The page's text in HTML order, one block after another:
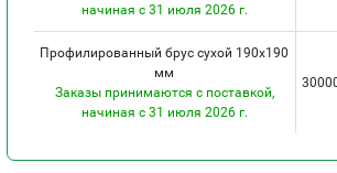
начиная с 31 июля 2026 г.
Профилированный брус сухой 190х190
мм
Заказы принимаются с поставкой,
начиная с 31 июля 2026 г.